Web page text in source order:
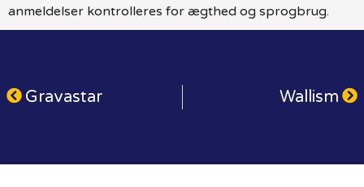
anmeldelser kontrolleres for ægthed og sprogbrug.
Gravastar Wallism